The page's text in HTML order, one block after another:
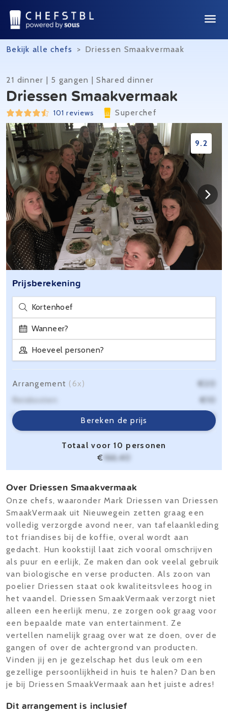
Bekijk alle chefs > Driessen Smaakvermaak
21 dinner | 5 gangen | Shared dinner
Driessen Smaakvermaak
101 reviews Superchef
9.2
Prijsberekening
Kortenhoef
Wanneer?
Hoeveel personen?
Bereken de prijs
Arrangement (6x)
€20
Reiskosten
€10
Servicekosten
€6,40
Totaal voor 10 personen
€ 166,40
Over Driessen Smaakvermaak
Onze chefs, waaronder Mark Driessen van Driessen
SmaakVermaak uit Nieuwegein zetten graag een
volledig verzorgde avond neer, van tafelaankleding
tot friandises bij de koffie, overal wordt aan
gedacht. Hun kookstijl laat zich vooral omschrijven
als puur en eerlijk, Ze maken dan ook veelal gebruik
van biologische en verse producten. Als zoon van
poelier Driessen staat ook kwaliteitsvlees hoog in
het vaandel. Driessen SmaakVermaak verzorgt niet
alleen een heerlijk menu, ze zorgen ook graag voor
een bepaalde mate van entertainment. Ze
vertellen namelijk graag over wat ze doen, over de
gangen of over de achtergrond van producten.
Vinden jij en je gezelschap het dus leuk om een
gezellige persoonlijkheid in huis te halen? Dan ben
je bij Driessen SmaakVermaak aan het juiste adres!
Dit arrangement is inclusief